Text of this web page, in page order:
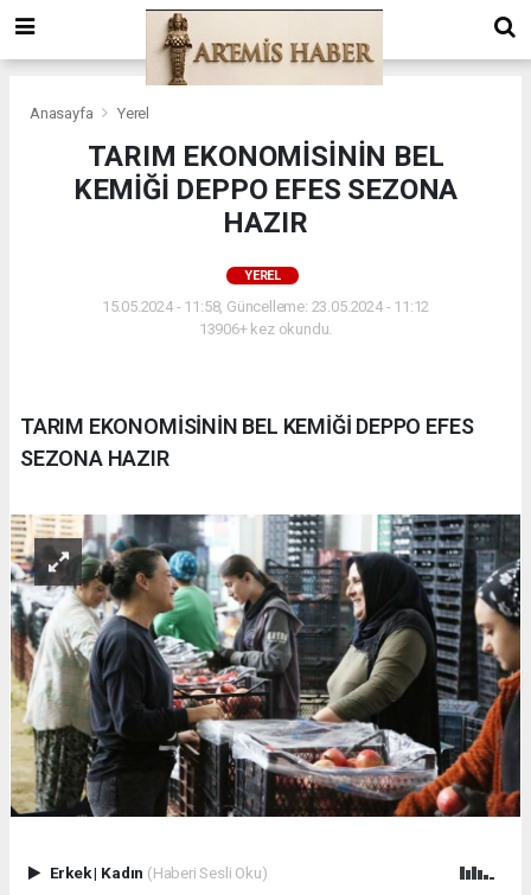
Anasayfa Yerel
TARIM EKONOMİSİNİN BEL
KEMİĞİ DEPPO EFES SEZONA
HAZIR
YEREL
15.05.2024 - 11:58, Güncelleme: 23.05.2024 - 11:12
13906+ kez okundu.
TARIM EKONOMİSİNİN BEL KEMİĞİ DEPPO EFES
SEZONA HAZIR
Erkek| Kadın (Haberi Sesli Oku)